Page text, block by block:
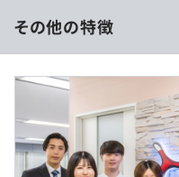
そのため、週に1回社長
確認したり、2～3ヶ月
ポートをすることが可能
また、エンジニア育成
ムが一緒に「Growth
基づいた案件をご用意し
「将来のために、今何
実にステップアップし
月給30万円～＋各種手当
※上記は固定残業代（30
※固定残業代は時間外労
※30時間を超える時間外
その他の特徴